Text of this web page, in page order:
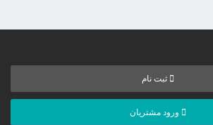
ثبت نام
ورود مشتریان